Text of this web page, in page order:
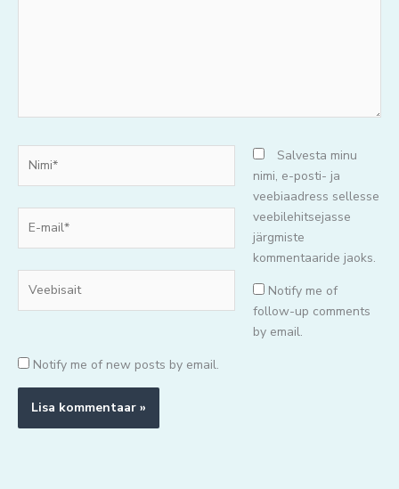
mail*
Salvesta minu
nimi, e-posti- ja
veebiaadress sellesse
veebilehitsejasse
järgmiste
kommentaaride jaoks.
Notify me of
follow-up comments
by email.
Notify me of new posts by email.